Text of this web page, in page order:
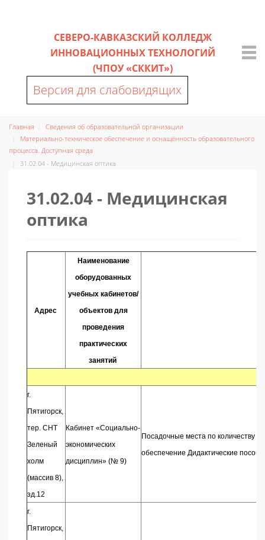
СЕВЕРО-КАВКАЗСКИЙ КОЛЛЕДЖ
ИННОВАЦИОННЫХ ТЕХНОЛОГИЙ
(ЧПОУ «СККИТ»)
Версия для слабовидящих
Главная
Сведения об образовательной организации
Материально-техническое обеспечение и оснащённость образовательного
процесса. Доступная среда
31.02.04 - Медицинская оптика
31.02.04 - Медицинская
оптика
Адрес
Наименование
оборудованных
учебных кабинетов/
объектов для
проведения
практических
занятий
г.
Пятигорск,
тер. СНТ
Зеленый
холм
(массив 8),
зд.12
Кабинет «Социально-
экономических
дисциплин» (№ 9)
Посадочные места по количеству
обеспечение Дидактические
г.
Пятигорск,